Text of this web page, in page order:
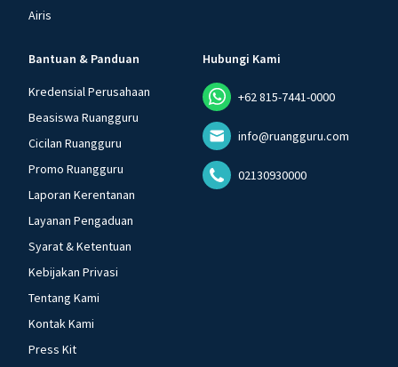
Airis
Bantuan & Panduan
Kredensial Perusahaan
Beasiswa Ruangguru
Cicilan Ruangguru
Promo Ruangguru
Laporan Kerentanan
Layanan Pengaduan
Syarat & Ketentuan
Kebijakan Privasi
Tentang Kami
Kontak Kami
Press Kit
Hubungi Kami
+62 815-7441-0000
info@ruangguru.com
02130930000